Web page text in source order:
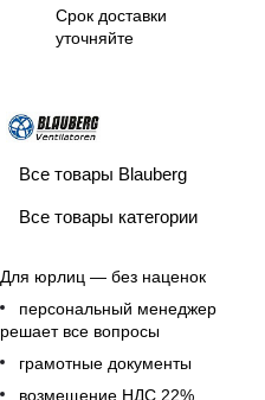
Срок доставки
уточняйте
Все товары Blauberg
Все товары категории
Для юрлиц — без наценок
персональный менеджер
решает все вопросы
грамотные документы
возмещение НДС 22%